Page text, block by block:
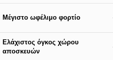
Μέγιστο ωφέλιμο φορτίο
Ελάχιστος όγκος χώρου
αποσκευών